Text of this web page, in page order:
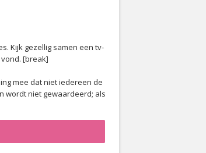
Kijk gezellig samen een tv-
[break]
mee dat niet iedereen de
wordt niet gewaardeerd; als